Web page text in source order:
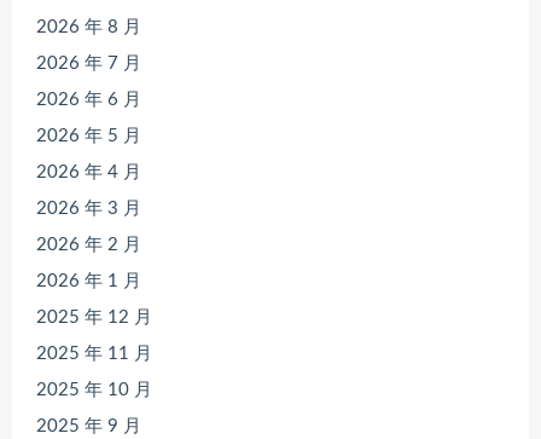
2026 年 8 月
2026 年 7 月
2026 年 6 月
2026 年 5 月
2026 年 4 月
2026 年 3 月
2026 年 2 月
2026 年 1 月
2025 年 12 月
2025 年 11 月
2025 年 10 月
2025 年 9 月